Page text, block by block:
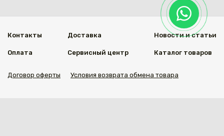
Контакты
Оплата
Доставка
Сервисный центр
Новости и статьи
Каталог товаров
Договор оферты Условия возврата обмена товара